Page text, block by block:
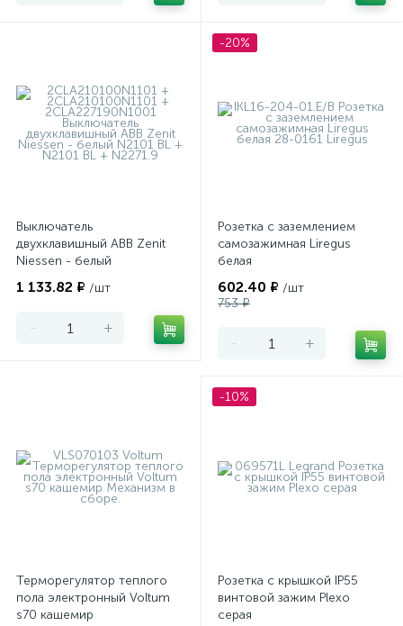
Выключатель
двухклавишный ABB Zenit
Niessen - белый
1 133.82 ₽ /шт
- +
-20%
Розетка с заземлением
самозажимная Liregus
белая
602.40 ₽ /шт
753 ₽
- +
Терморегулятор теплого
пола электронный Voltum
s70 кашемир
-10%
Розетка с крышкой IP55
винтовой зажим Plexo
серая